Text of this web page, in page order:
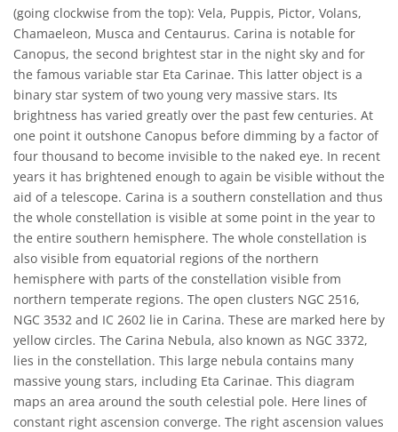
(going clockwise from the top): Vela, Puppis, Pictor, Volans,
Chamaeleon, Musca and Centaurus. Carina is notable for
Canopus, the second brightest star in the night sky and for
the famous variable star Eta Carinae. This latter object is a
binary star system of two young very massive stars. Its
brightness has varied greatly over the past few centuries. At
one point it outshone Canopus before dimming by a factor of
four thousand to become invisible to the naked eye. In recent
years it has brightened enough to again be visible without the
aid of a telescope. Carina is a southern constellation and thus
the whole constellation is visible at some point in the year to
the entire southern hemisphere. The whole constellation is
also visible from equatorial regions of the northern
hemisphere with parts of the constellation visible from
northern temperate regions. The open clusters NGC 2516,
NGC 3532 and IC 2602 lie in Carina. These are marked here by
yellow circles. The Carina Nebula, also known as NGC 3372,
lies in the constellation. This large nebula contains many
massive young stars, including Eta Carinae. This diagram
maps an area around the south celestial pole. Here lines of
constant right ascension converge. The right ascension values